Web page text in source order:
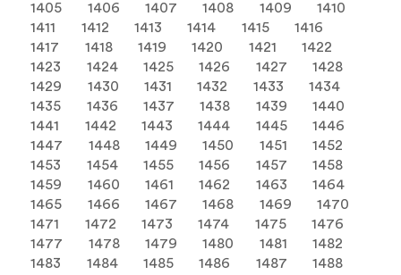
1405
1406 1407 1408 1409
1410
1411
1412 1413 1414 1415
1416
1417
1418 1419 1420 1421
1422
1423
1424 1425 1426 1427
1428
1429
1430 1431 1432 1433
1434
1435
1436 1437 1438 1439
1440
1441
1442 1443 1444 1445
1446
1447
1448 1449 1450 1451
1452
1453
1454 1455 1456 1457
1458
1459
1460 1461 1462 1463
1464
1465
1466 1467 1468 1469
1470
1471
1472 1473 1474 1475
1476
1477
1478 1479 1480 1481
1482
1483
1484 1485 1486 1487
1488